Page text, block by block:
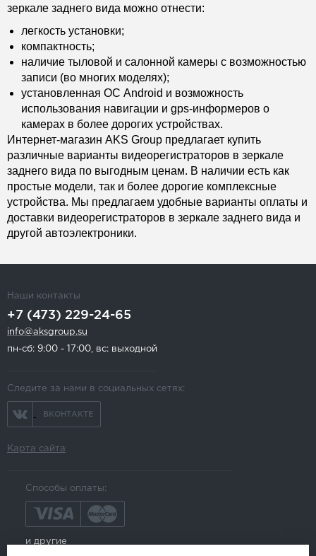
зеркале заднего вида можно отнести:
легкость установки;
компактность;
наличие тыловой и салонной камеры с возможностью
записи (во многих моделях);
установленная ОС Android и возможность
использования навигации и gps-информеров о
камерах в более дорогих устройствах.
Интернет-магазин AKS Group предлагает купить
различные варианты видеорегистраторов в зеркале
заднего вида по выгодным ценам. В наличии есть как
простые модели, так и более дорогие комплексные
устройства. Мы предлагаем удобные варианты оплаты и
доставки видеорегистраторов в зеркале заднего вида и
другой автоэлектроники.
Наши контакты
+7 (473) 229-24-65
info@aksgroup.su
пн-сб: 9:00 - 17:00, вс: выходной
Следите за нами в социальных сетях:
ВКОНТАКТЕ
Карта сайта
Способы оплаты:
и другие